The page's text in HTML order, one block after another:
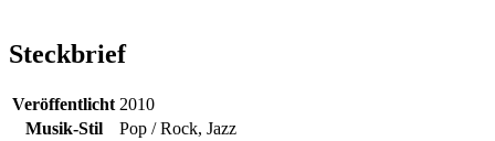
Steckbrief
Veröffentlicht 2010
Musik-Stil
Pop / Rock, Jazz